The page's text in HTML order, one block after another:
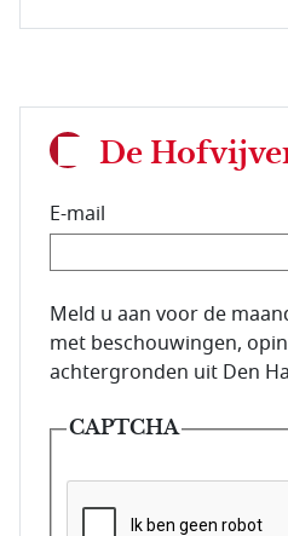
De
E-mail
E-mailadres van de
Meld u aan voor de
met beschouwingen,
achtergronden uit Den
CAPTCHA